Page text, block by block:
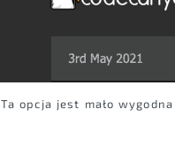
Ta opcja jest mało